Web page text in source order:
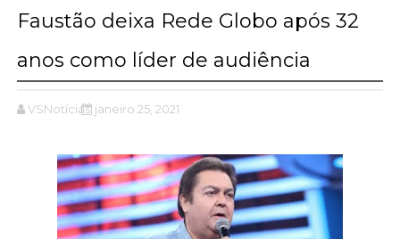
Faustão deixa Rede Globo após 32
anos como líder de audiência
VSNotícias janeiro 25, 2021